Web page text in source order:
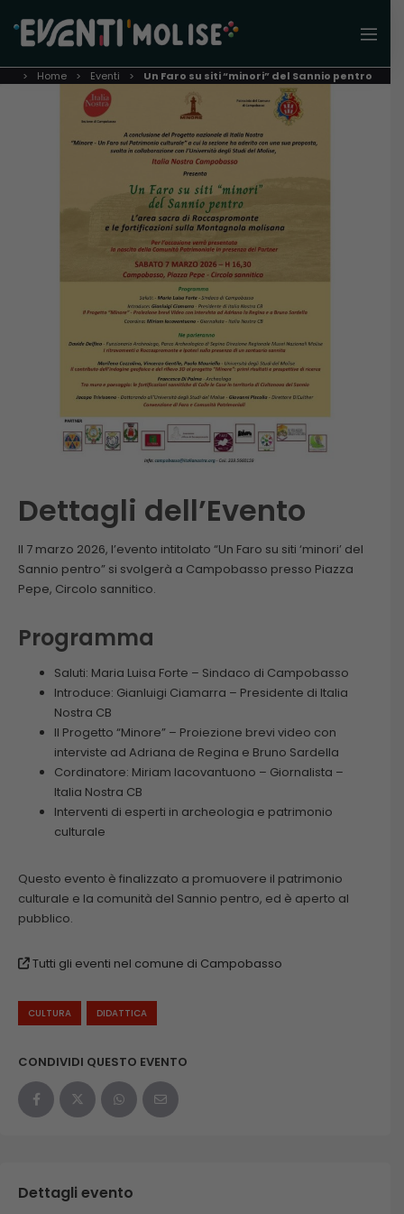
Home Eventi Un Faro su siti “minori” del Sannio pentro
Dettagli dell’Evento
Il 7 marzo 2026, l’evento intitolato “Un Faro su siti ‘minori’ del
Sannio pentro” si svolgerà a Campobasso presso Piazza
Pepe, Circolo sannitico.
Programma
Saluti: Maria Luisa Forte – Sindaco di Campobasso
Introduce: Gianluigi Ciamarra – Presidente di Italia
Nostra CB
Il Progetto “Minore” – Proiezione brevi video con
interviste ad Adriana de Regina e Bruno Sardella
Cordinatore: Miriam Iacovantuono – Giornalista –
Italia Nostra CB
Interventi di esperti in archeologia e patrimonio
culturale
Questo evento è finalizzato a promuovere il patrimonio
culturale e la comunità del Sannio pentro, ed è aperto al
pubblico.
Tutti gli eventi nel comune di Campobasso
CULTURA DIDATTICA
CONDIVIDI QUESTO EVENTO
Dettagli evento